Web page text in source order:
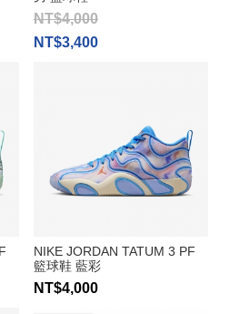
NT$4,000
NT$3,400
NIKE JORDAN TATUM 3 PF
籃球鞋 藍彩
NT$4,000